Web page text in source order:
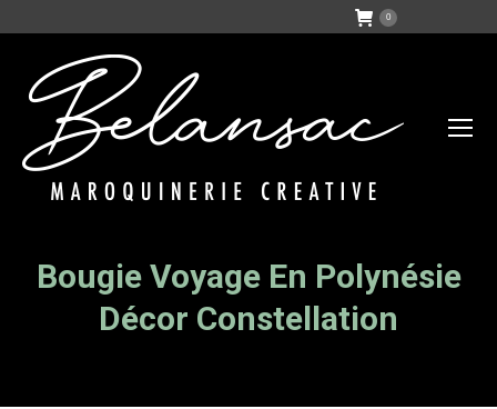
0
Bougie Voyage En Polynésie
Décor Constellation
Vous êtes ici :